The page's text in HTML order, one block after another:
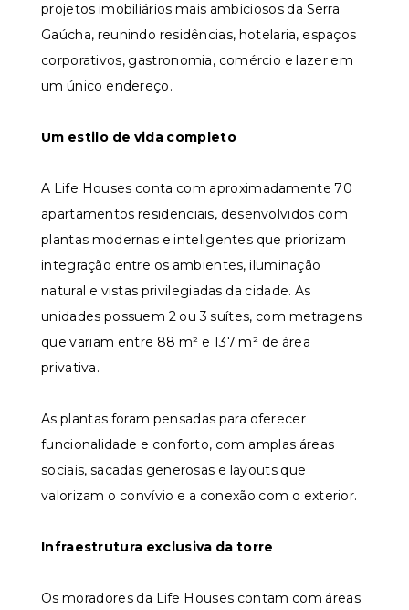
projetos imobiliários mais ambiciosos da Serra
Gaúcha, reunindo residências, hotelaria, espaços
corporativos, gastronomia, comércio e lazer em
um único endereço.
Um estilo de vida completo
A Life Houses conta com aproximadamente 70
apartamentos residenciais, desenvolvidos com
plantas modernas e inteligentes que priorizam
integração entre os ambientes, iluminação
natural e vistas privilegiadas da cidade. As
unidades possuem 2 ou 3 suítes, com metragens
que variam entre 88 m² e 137 m² de área
privativa.
As plantas foram pensadas para oferecer
funcionalidade e conforto, com amplas áreas
sociais, sacadas generosas e layouts que
valorizam o convívio e a conexão com o exterior.
Infraestrutura exclusiva da torre
Os moradores da Life Houses contam com áreas